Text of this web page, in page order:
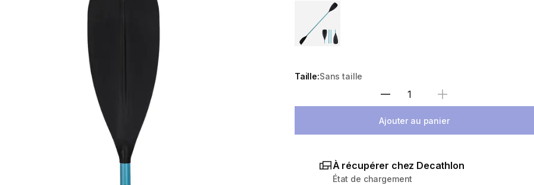
Choose a variant
Taille:Sans taille
Sélectionnez la quantité
Ajouter au panier
À récupérer chez Decathlon
État de chargement